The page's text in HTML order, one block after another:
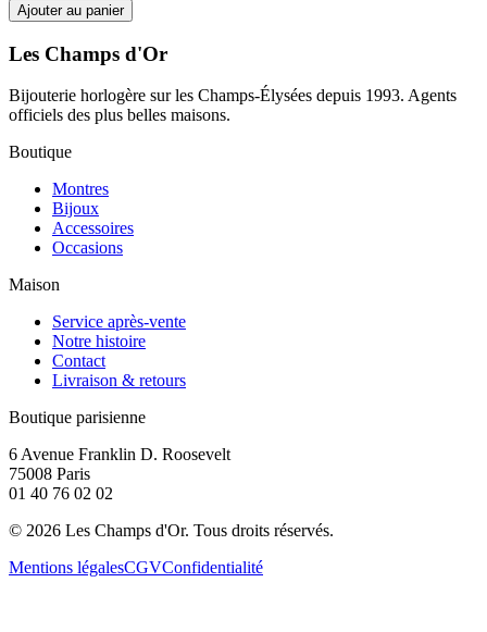
Ajouter au panier
Les Champs d'Or
Bijouterie horlogère sur les Champs-Élysées depuis 1993. Agents
officiels des plus belles maisons.
Boutique
Montres
Bijoux
Accessoires
Occasions
Maison
Service après-vente
Notre histoire
Contact
Livraison & retours
Boutique parisienne
6 Avenue Franklin D. Roosevelt
75008 Paris
01 40 76 02 02
© 2026 Les Champs d'Or. Tous droits réservés.
Mentions légalesCGVConfidentialité